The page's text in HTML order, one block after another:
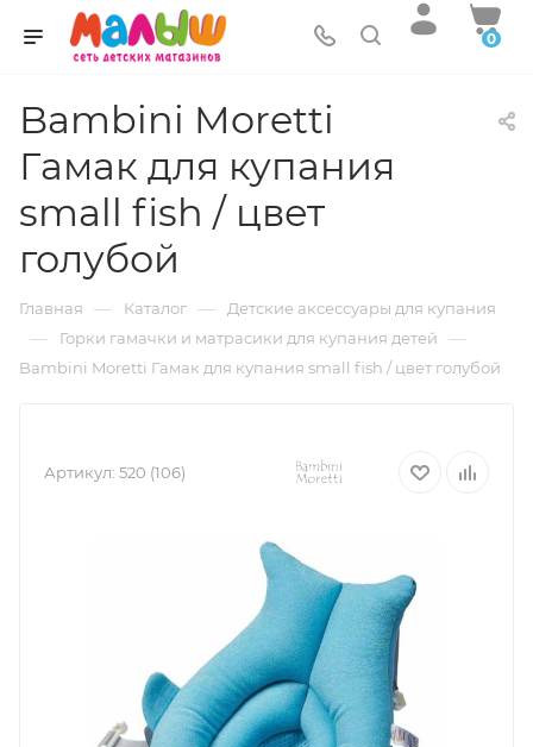
0
Bambini Moretti
Гамак для купания
small fish / цвет
голубой
Главная — Каталог — Детские аксессуары для купания
— Горки гамачки и матрасики для купания детей —
Bambini Moretti Гамак для купания small fish / цвет голубой
Артикул: 520 (106)